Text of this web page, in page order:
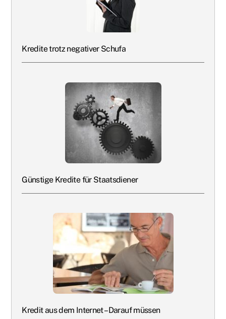
Kredite trotz negativer Schufa
Günstige Kredite für Staatsdiener
Kredit aus dem Internet – Darauf müssen